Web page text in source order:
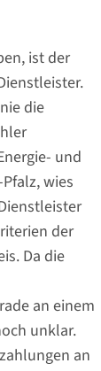
ist der
die
und
wies
der
Da die
an einem
unklar.
an